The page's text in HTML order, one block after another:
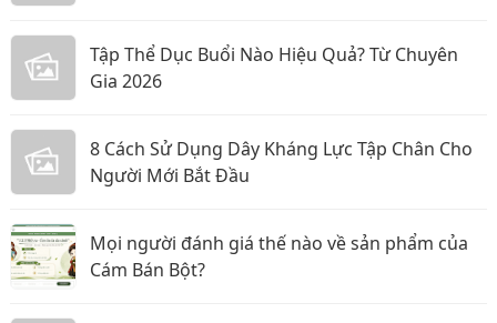
Tập Thể Dục Buổi Nào Hiệu Quả? Từ Chuyên
Gia 2026
8 Cách Sử Dụng Dây Kháng Lực Tập Chân Cho
Người Mới Bắt Đầu
Mọi người đánh giá thế nào về sản phẩm của
Cám Bán Bột?